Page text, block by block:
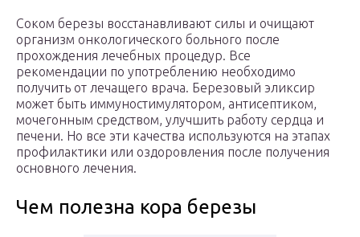
Соком березы восстанавливают силы и очищают
организм онкологического больного после
прохождения лечебных процедур. Все
рекомендации по употреблению необходимо
получить от лечащего врача. Березовый эликсир
может быть иммуностимулятором, антисептиком,
мочегонным средством, улучшить работу сердца и
печени. Но все эти качества используются на этапах
профилактики или оздоровления после получения
основного лечения.
Чем полезна кора березы